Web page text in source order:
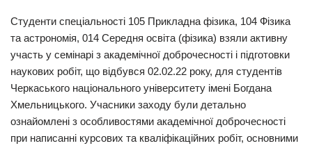
Студенти спеціальності 105 Прикладна фізика, 104 Фізика
та астрономія, 014 Середня освіта (фізика) взяли активну
участь у семінарі з академічної доброчесності і підготовки
наукових робіт, що відбувся 02.02.22 року, для студентів
Черкаського національного університету імені Богдана
Хмельницького. Учасники заходу були детально
ознайомлені з особливостями академічної доброчесності
при написанні курсових та кваліфікаційних робіт, основними